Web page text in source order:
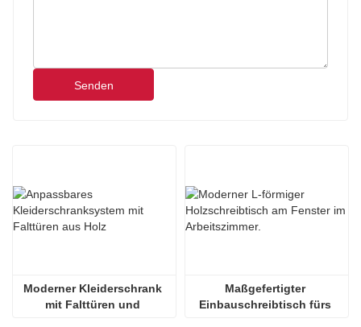
Senden
Moderner Kleiderschrank
mit Falttüren und
Maßgefertigter
Einbauschreibtisch fürs